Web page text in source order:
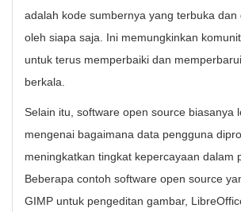
adalah kode sumbernya yang terbuka dan
oleh siapa saja. Ini memungkinkan
untuk terus memperbaiki dan
berkala.
Selain itu, software open source biasanya
mengenai bagaimana data pengguna
meningkatkan tingkat kepercayaan dalam
Beberapa contoh software open source
GIMP untuk pengeditan gambar,